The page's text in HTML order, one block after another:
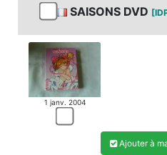
SAISONS DVD
1 janv. 2004
Ajouter à